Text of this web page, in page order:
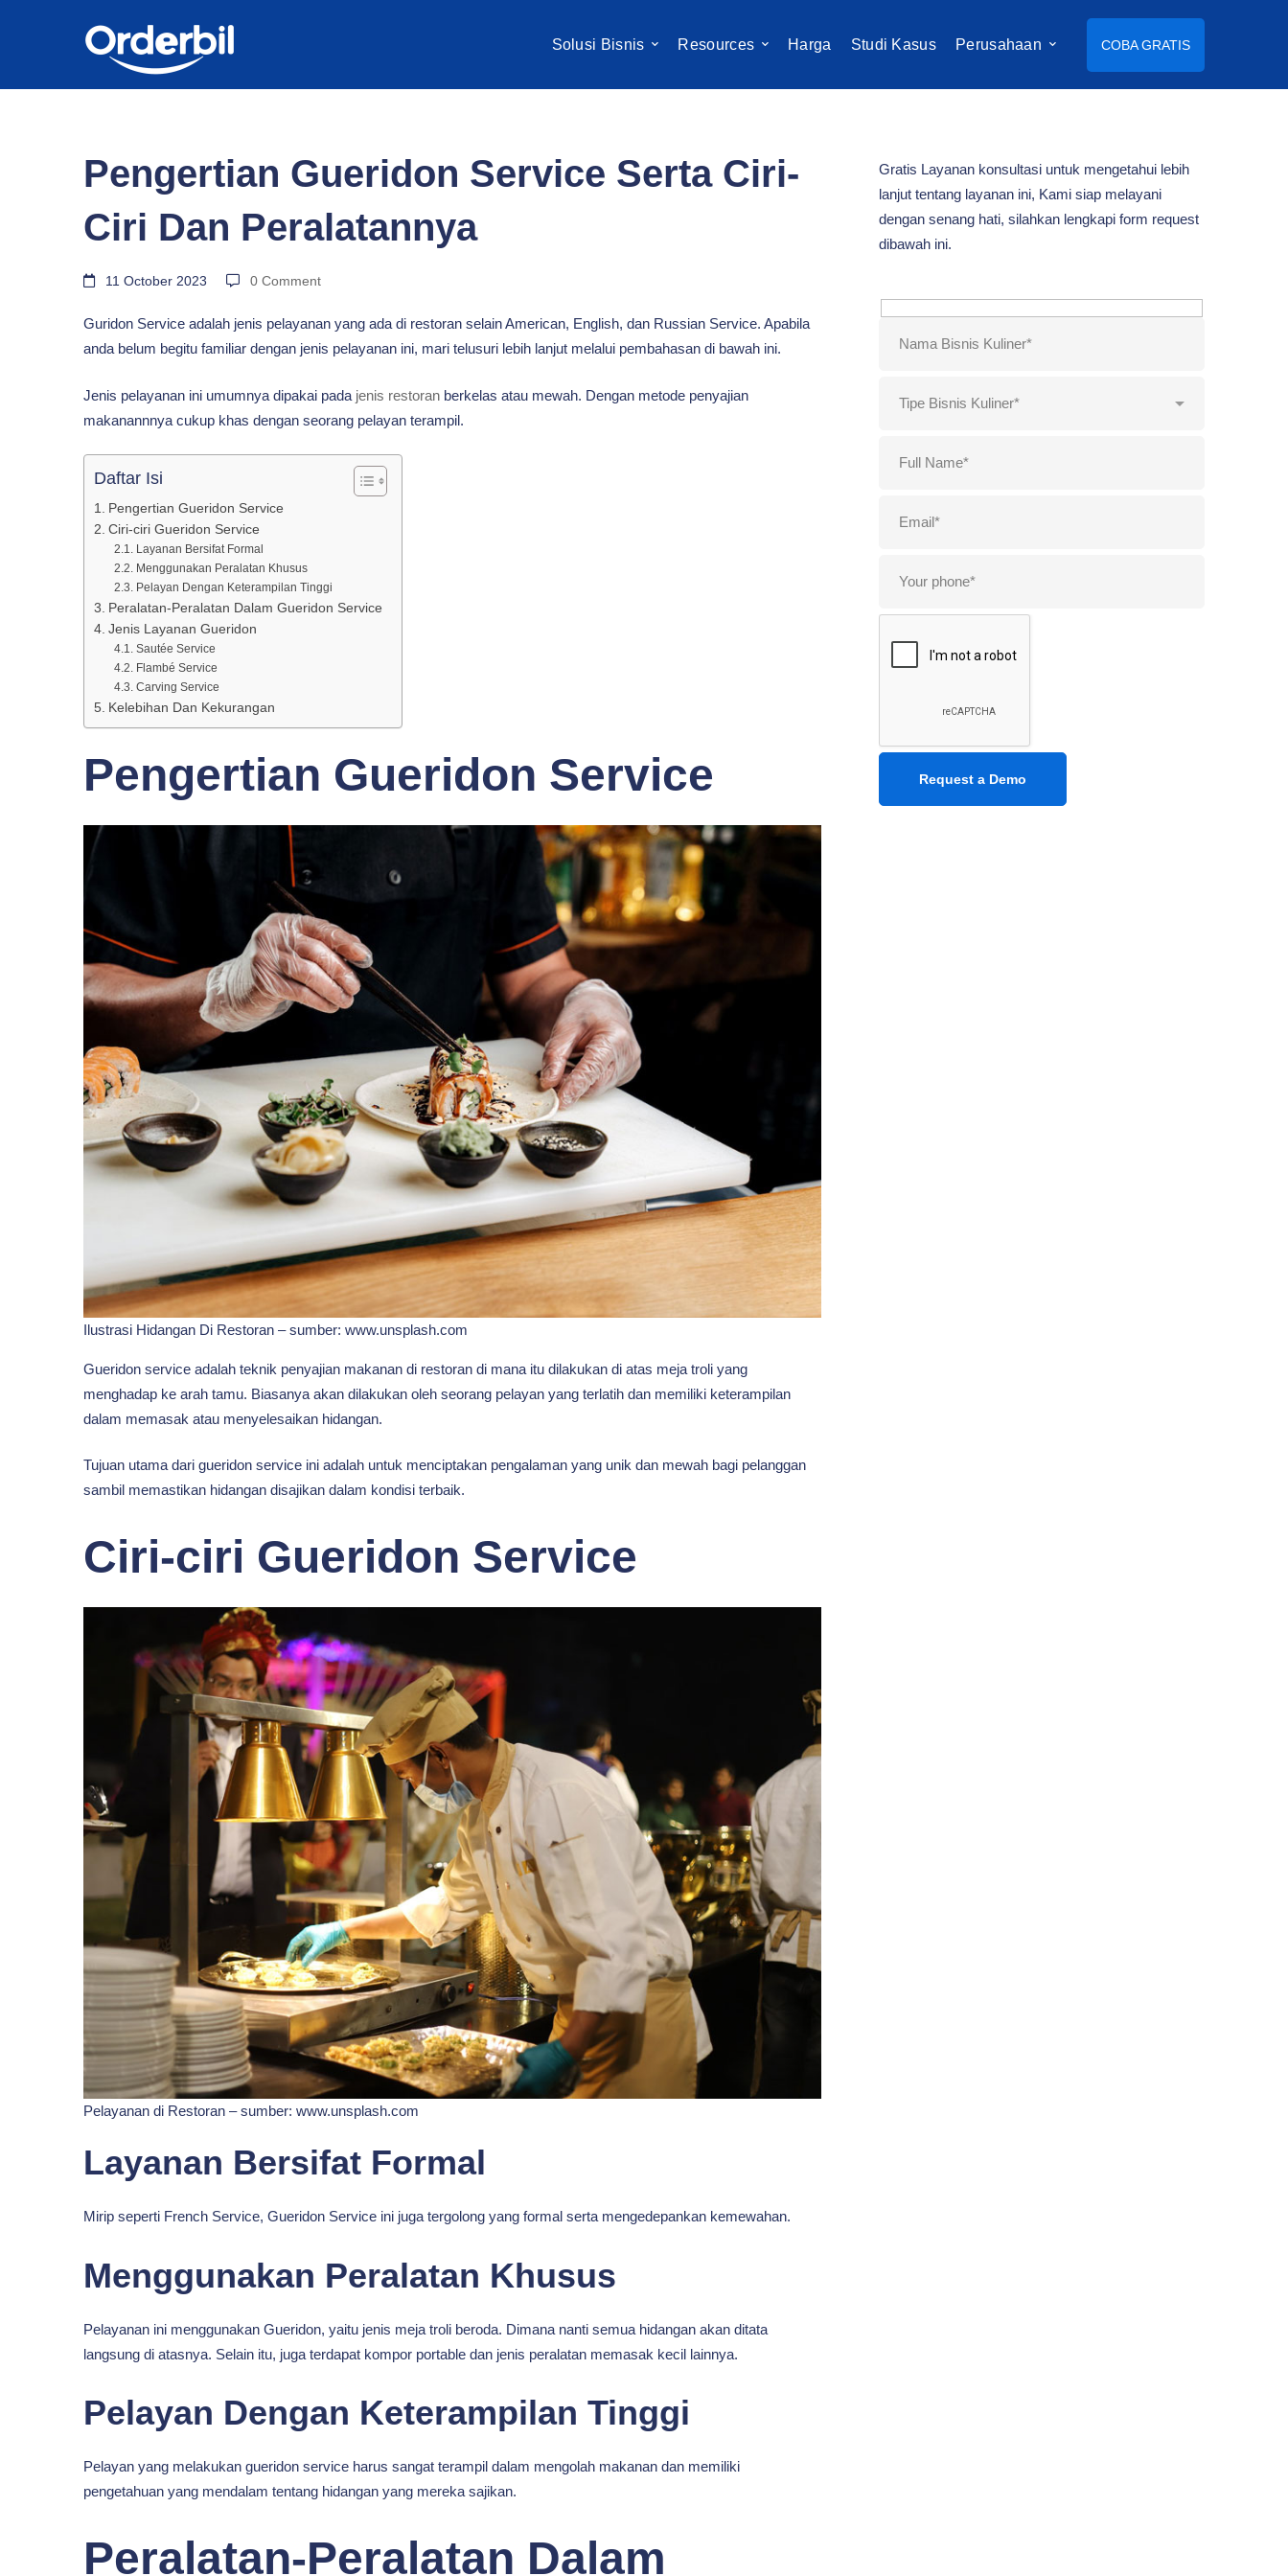
Solusi Bisnis Resources Harga Studi Kasus Perusahaan COBA GRATIS
Pengertian
Gueridon
Service
Serta
Ciri-
Ciri
Dan
Peralatannya
Pengertian Gueridon Service Serta Ciri-
Ciri Dan Peralatannya
11 October 2023 0 Comment
Guridon Service adalah jenis pelayanan yang ada di restoran selain American, English, dan Russian Service. Apabila
anda belum begitu familiar dengan jenis pelayanan ini, mari telusuri lebih lanjut melalui pembahasan di bawah ini.
Jenis pelayanan ini umumnya dipakai pada jenis restoran berkelas atau mewah. Dengan metode penyajian
makanannnya cukup khas dengan seorang pelayan terampil.
Daftar Isi
Pengertian Gueridon Service
Ciri-ciri Gueridon Service
Layanan Bersifat Formal
Menggunakan Peralatan Khusus
Pelayan Dengan Keterampilan Tinggi
Peralatan-Peralatan Dalam Gueridon Service
Jenis Layanan Gueridon
Sautée Service
Flambé Service
Carving Service
Kelebihan Dan Kekurangan
Pengertian Gueridon Service
Ilustrasi Hidangan Di Restoran – sumber: www.unsplash.com
Gueridon service adalah teknik penyajian makanan di restoran di mana itu dilakukan di atas meja troli yang
menghadap ke arah tamu. Biasanya akan dilakukan oleh seorang pelayan yang terlatih dan memiliki keterampilan
dalam memasak atau menyelesaikan hidangan.
Tujuan utama dari gueridon service ini adalah untuk menciptakan pengalaman yang unik dan mewah bagi pelanggan
sambil memastikan hidangan disajikan dalam kondisi terbaik.
Ciri-ciri Gueridon Service
Pelayanan di Restoran – sumber: www.unsplash.com
Layanan Bersifat Formal
Mirip seperti French Service, Gueridon Service ini juga tergolong yang formal serta mengedepankan kemewahan.
Menggunakan Peralatan Khusus
Pelayanan ini menggunakan Gueridon, yaitu jenis meja troli beroda. Dimana nanti semua hidangan akan ditata
langsung di atasnya. Selain itu, juga terdapat kompor portable dan jenis peralatan memasak kecil lainnya.
Pelayan Dengan Keterampilan Tinggi
Pelayan yang melakukan gueridon service harus sangat terampil dalam mengolah makanan dan memiliki
pengetahuan yang mendalam tentang hidangan yang mereka sajikan.
Peralatan-Peralatan Dalam
Gratis Layanan konsultasi untuk mengetahui lebih
lanjut tentang layanan ini, Kami siap melayani
dengan senang hati, silahkan lengkapi form request
dibawah ini.